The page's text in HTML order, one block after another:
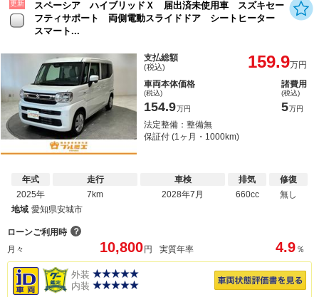
更新
スペーシア ハイブリッドＸ 届出済未使用車 スズキセー
フティサポート 両側電動スライドドア シートヒーター
スマート...
支払総額
(税込) 159.9万円
車両本体価格
(税込)
154.9万円
諸費用
(税込)
5万円
法定整備：整備無
保証付 (1ヶ月・1000km)
年式
2025年
走行
7km
車検
2028年7月
排気
660cc
修復
無し
地域 愛知県安城市
ローンご利用時 ？
月々
10,800 円 実質年率 4.9 ％
外装
内装